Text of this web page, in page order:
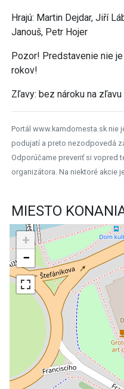
Hrajú: Martin Dejdar, Jiří
Janouš, Petr Hojer
Pozor! Predstavenie nie
rokov!
Zľavy: bez nároku na zľavu
Portál www.kamdomesta.sk nie
podujatí a preto nezodpovedá
Odporúčame preveriť si vopred
organizátora. Na niektoré akcie
MIESTO
+
−